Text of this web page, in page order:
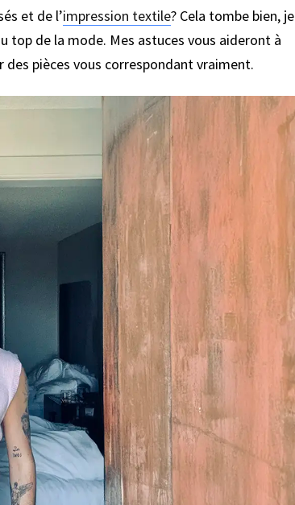
et de l’impression textile? Cela tombe bien, je
top de la mode. Mes astuces vous aideront à
pièces vous correspondant vraiment.